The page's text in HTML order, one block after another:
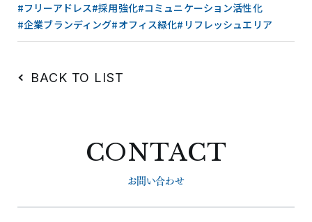
#フリーアドレス#採用強化#コミュニケーション活性化
#企業ブランディング#オフィス緑化#リフレッシュエリア
BACK TO LIST
CONTACT
お問い合わせ